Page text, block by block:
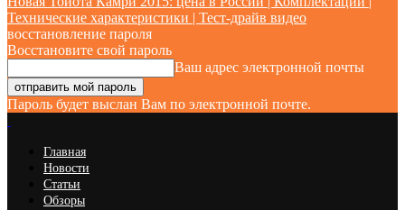
Технические характеристики | Тест-драйв видео
восстановление пароля
Восстановите свой пароль
Ваш адрес электронной почты
Пароль будет выслан Вам по электронной почте.
Главная
Новости
Статьи
Обзоры